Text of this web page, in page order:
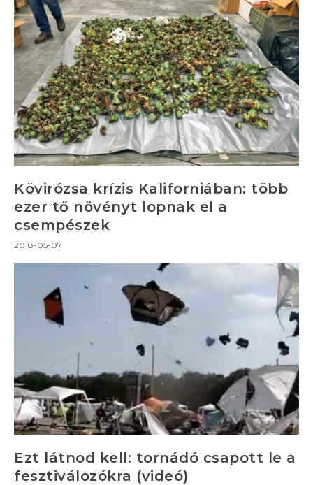
Kövirózsa krízis Kaliforniában: több
ezer tő növényt lopnak el a
csempészek
2018-05-07
Ezt látnod kell: tornádó csapott le a
fesztiválozókra (videó)